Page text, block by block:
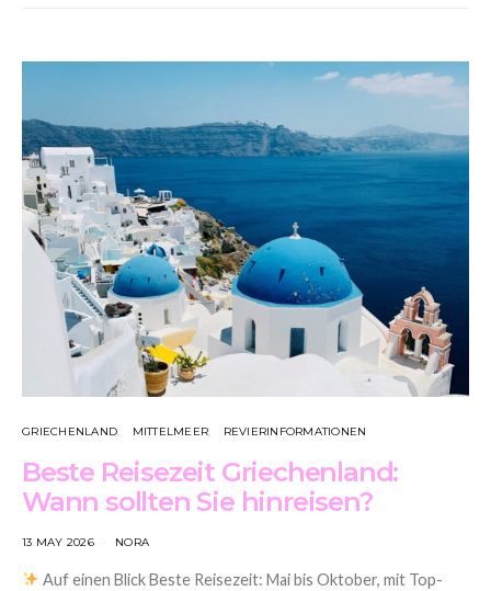
GRIECHENLAND MITTELMEER REVIERINFORMATIONEN
Beste Reisezeit Griechenland:
Wann sollten Sie hinreisen?
13 MAY 2026 NORA
Auf einen Blick Beste Reisezeit: Mai bis Oktober, mit Top-